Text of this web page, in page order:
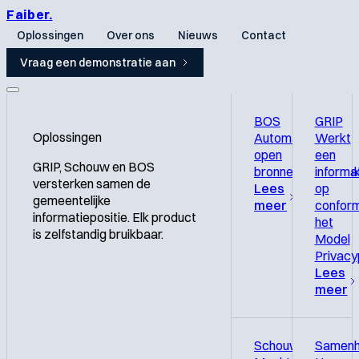
Faiber.
Oplossingen Over ons Nieuws
Contact
Vraag een demonstratie aan
Oplossingen
GRIP, Schouw en BOS
versterken samen de
gemeentelijke
informatiepositie. Elk product
is zelfstandig bruikbaar.
BOS
Automatiseert
open
Lees
meer
GRIP
Werkt
een
op
het
Model
Lees
meer
Schouw